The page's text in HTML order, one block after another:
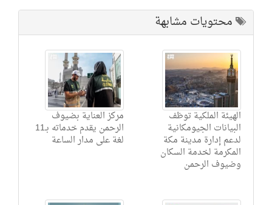
محتويات مشابهة
مركز العناية بضيوف
الرحمن يقدم خدماته بـ11
لغة على مدار الساعة
الهيئة الملكية توظف
البيانات الجيومكانية
لدعم إدارة مدينة مكة
المكرمة لخدمة السكان
وضيوف الرحمن